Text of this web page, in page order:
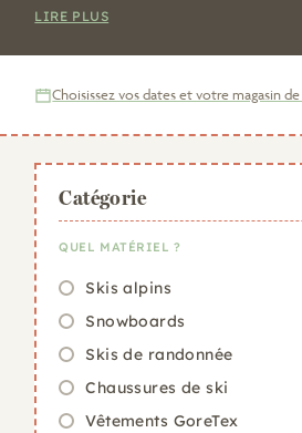
journée, d’un week-end ou d’une
Nos équipements de qualité vous
avec confort surles plus beaux
LIRE PLUS
Choisissez vos dates et votre magasin
Catégorie
QUEL MATÉRIEL ?
Skis alpins
Snowboards
Skis de randonnée
Chaussures de ski
Vêtements GoreTex